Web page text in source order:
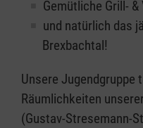
Gemütliche Grill-
und natürlich das
Brexbachtal!
Unsere
Räumlichkeiten
(Gustav-Stresemann-